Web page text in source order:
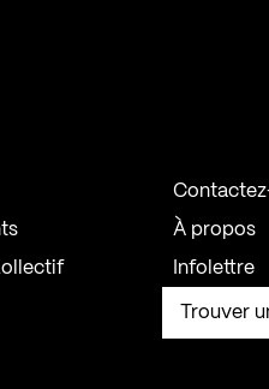
À propos
Infolettre
Trouver